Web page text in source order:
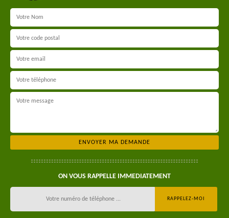
ON VOUS RAPPELLE IMMEDIATEMENT